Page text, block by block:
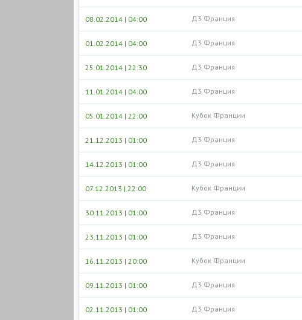
08.02.2014 | 04:00 Д3 Франция
01.02.2014 | 04:00 Д3 Франция
25.01.2014 | 22:30 Д3 Франция
11.01.2014 | 04:00 Д3 Франция
05.01.2014 | 22:00 Кубок Франции
21.12.2013 | 01:00 Д3 Франция
14.12.2013 | 01:00 Д3 Франция
07.12.2013 | 22:00 Кубок Франции
30.11.2013 | 01:00 Д3 Франция
23.11.2013 | 01:00 Д3 Франция
16.11.2013 | 20:00 Кубок Франции
09.11.2013 | 01:00 Д3 Франция
02.11.2013 | 01:00 Д3 Франция